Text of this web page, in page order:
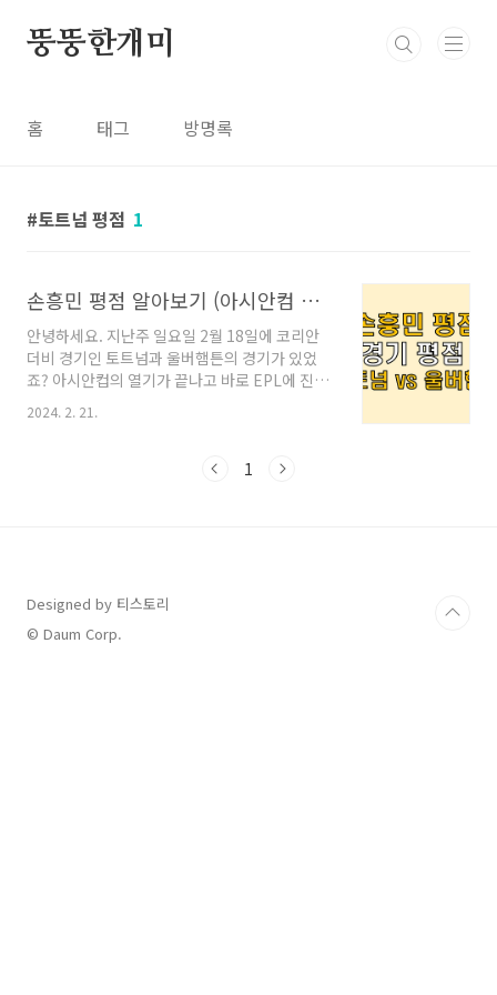
뚱뚱한개미
홈 태그 방명록
토트넘 평점 1
손흥민 평점 알아보기 (아시안컴 평점 / 토트넘 울버햄튼 경기)
안녕하세요. 지난주 일요일 2월 18일에 코리안
더비 경기인 토트넘과 울버햄튼의 경기가 있었
죠? 아시안컵의 열기가 끝나고 바로 EPL에 진출
한 두 선수의 경기라 아주 관심이 뜨거웠습니다.
결과는.. 울버햄튼의 2:1 승리였습니다. 개인적으
기길 바랬지만 그래도 우리 황희찬 선수 소속팀
기가 있을때마다 여러분들이 찾아보는 바로 그
것! 바로 경기에서의 선수들의 평점인데요. 우리
한국 선수들이 EPL에서 그리고 분데스리가에서
2024. 2. 21.
1
Designed by 티스토리
© Daum Corp.